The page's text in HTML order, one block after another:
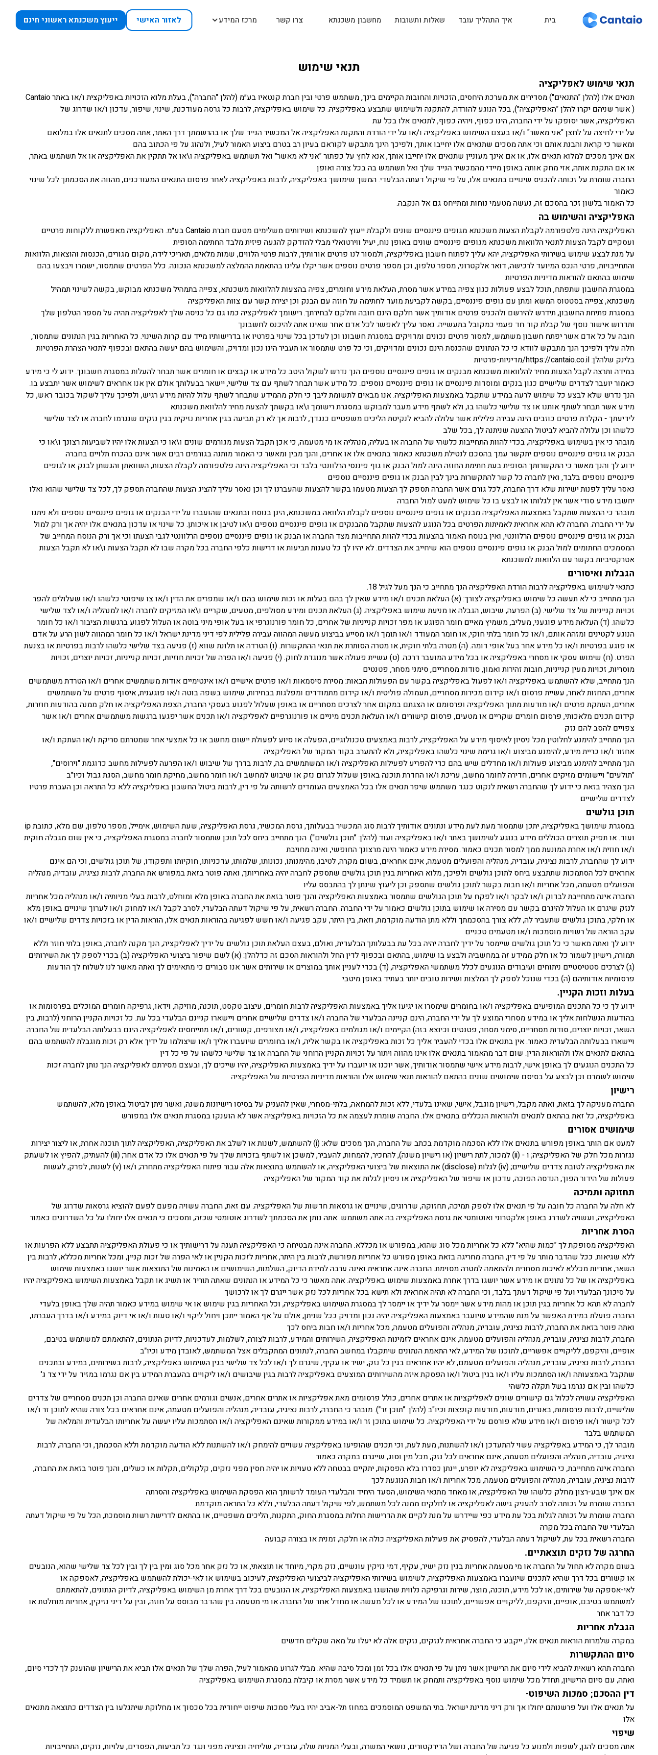
בית איך התהליך עובד שאלות ותשובות מחשבון משכנתא צרו קשר מרכז המידע לאזור האישי ייעוץ משכנתא ראשוני חינם
תנאי שימוש
תנאי שימוש לאפליקציה
תנאים אלו (להלן "התנאים") מסדירים את מערכת היחסים, הזכויות והחובות הקיימים בינך, משתמש פרטי ובין חברת קנטאיו בע״מ (להלן "החברה"), בעלת מלוא הזכויות באפליקצית ו/או באתר Cantaio
( אשר שניהם יקרו להלן "האפליקציה"), בכל הנוגע להורדה, להתקנה ולשימוש שתבצע באפליקציה. כל שימוש באפליקציה, לרבות כל גרסה מעודכנת, שינוי, שיפור, עדכון ו/או שדרוג של
האפליקציה, אשר יסופקו על ידי החברה, הינו כפוף, ויהיה כפוף, לתנאים אלו בכל עת
על ידי לחיצה על לחצן "אני מאשר" ו/או בעצם השימוש באפליקציה ו/או על ידי הורדת והתקנת האפליקציה אל המכשיר הנייד שלך או בהרשמתך דרך האתר, אתה מסכים לתנאים אלו במלואם
ומאשר כי קראת והבנת אותם וכי אתה מסכים שתנאים אלו יחייבו אותך, ולפיכך הינך מתבקש לקוראם בעיון רב בטרם ביצוע האמור לעיל, ולנהוג על פי הכתוב בהם
אם אינך מסכים למלוא תנאים אלו, או אם אינך מעוניין שתנאים אלו יחייבו אותך, אנא לחץ על כפתור "אני לא מאשר" ואל תשתמש באפליקציה ו\או אל תתקין את האפליקציה או אל תשתמש באתר,
או אם התקנת אותה, אזי מחק אותה באופן מיידי מהמכשיר הנייד שלך ואל תשתמש בה בכל צורה ואופן
החברה שומרת על זכותה להכניס שינויים בתנאים אלו, על פי שיקול דעתה הבלעדי. המשך שימושך באפליקציה, לרבות באפליקציה לאחר פרסום התנאים המעודכנים, מהווה את הסכמתך לכל שינוי
כאמור
כל האמור בלשון זכר בהסכם זה, נעשה מטעמי נוחות ומתייחס גם אל הנקבה.
האפליקציה והשימוש בה
האפליקציה הינה פלטפורמה לקבלת הצעות משכנתא מגופים פיננסיים שונים ולקבלת ייעוץ למשכנתא ושירותים משלימים מטעם חברת Cantaio בע״מ. האפליקציה מאפשרת ללקוחות פרטיים
ועסקיים לקבל הצעות לתנאי הלוואות משכנתא מגופים פיננסיים שונים באופן נוח, יעיל ווירטואלי מבלי להזדקק להגעה פיזית מלבד החתימה הסופית
על מנת לבצע שימוש בשירותי האפליקציה, יהא עליך לפתוח חשבון באפליקציה, ולמסור לנו פרטים אודותיך, לרבות פרטי הלווים, שמות מלאים, תאריכי לידה, מקום מגורים, הכנסות והוצאות, הלוואות
והתחייבויות, פרטי הנכס המיועד לרכישה, דואר אלקטרוני, מספר טלפון, וכן מספר פרטים נוספים אשר יקלו עלינו בהתאמת ההמלצה למשכנתא הנכונה. כלל הפרטים שתמסור, ישמרו ויבצעו בהם
שימוש בהתאם להוראות מדיניות הפרטיות
במסגרת החשבון שתפתח, תוכל לבצע פעולות כגון צפיה במידע אשר מסרת, העלאת מידע וחומרים, צפיה בהצעות להלוואות משכנתא, צפייה בתמהיל משכנתא מבוקש, בקשה לשינוי תמהיל
משכנתא, צפייה בסטטוס המשא ומתן עם גופים פיננסיים, בקשה לקביעת מועד לחתימה על חוזה עם הבנק וכן יצירת קשר עם צוות האפליקציה
במסגרת פתיחת החשבון, תידרש להירשם ולהכניס פרטים אודותיך אשר חלקם הינם חובה וחלקם לבחירתך. רישומך לאפליקציה כמו גם כל כניסה שלך לאפליקציה תהיה על מספר הטלפון שלך
ותדרוש אישור נוסף של קבלת קוד חד פעמי כמקובל בתעשייה. נאסר עליך לאפשר לכל אדם אחר שאינו אתה להיכנס לחשבונך
חובה על כל אדם אשר יפתח חשבון משתמש, למסור פרטים נכונים ומדויקים במסגרת חשבונו וכן לעדכן בכל שינוי בפרטיו או בדרישותיו מייד עם קרות השינוי. כל האחריות בגין הנתונים שתמסור,
חלה עליך ולפיכך הנך מתבקש לוודא כי כל הנתונים שהכנסת הינם נכונים ומדויקים, וכי כל פרט שתמסור או תעביר הינו נכון ומדויק, והשימוש בהם יעשה בהתאם ובכפוף לתנאי הצהרת הפרטיות
בלינק שלהלן: https://cantaio.co.il/מדיניות-פרטיות
במידה ותרצה לקבל הצעות מחיר להלוואות משכנתא מבנקים או גופים פיננסיים נוספים הנך נדרש לשקול היטב כל מידע או קבצים או חומרים אשר תבחר להעלות במסגרת חשבונך. ידוע לי כי מידע
כאמור יועבר לצדדים שלישיים כגון בנקים ומוסדות פיננסיים או גופים פיננסיים נוספים. כל מידע אשר תבחר לשתף עם צד שלישי, יישאר בבעלותך אולם אין אנו אחראים לשימוש אשר יתבצע בו.
הנך נדרש שלא לבצע כל שימוש לרעה במידע שתקבל באמצעות האפליקציה. אנו מבאים לתשומת ליבך כי חלק מהמידע שתבחר לשתף עלול להיות מידע רגיש, ולפיכך עליך לשקול בכובד ראש, כל
מידע אשר תבחר לשתף אותנו או צד שלישי כלשהו בו, ולא לשתף מידע מעבר למבוקש במסגרת רישומך ו\או בקשתך להצעת מחיר להלוואת משכנתא
לידיעתך - הקלדת פרטים כוזבים הינה עבירה פלילית אשר עלולה להביא לנקיטת הליכים משפטיים כנגדך, לרבות אך לא רק תביעה בגין אחריות נזיקית בגין נזקים שנגרמו לחברה או לצד שלישי
כלשהו וכן עלולה להביא לביטול ההצעה שניתנה לך, בכל שלב
מובהר כי אין בשימוש באפליקציה, בכדי להוות התחייבות כלשהי של החברה או בעליה, מנהליה או מי מטעמה, כי אכן תקבל הצעות מגורמים שונים ו\או כי הצעות אלו יהיו לשביעות רצונך ו\או כי
הבנק או גופים פיננסיים נוספים יתקשר עמך בהסכם לנטילת משכנתא כאמור בתנאים אלו או אחרים, והנך מבין ומאשר כי האמור מותנה בגורמים רבים אשר אינם בהכרח תלויים בחברה
ידוע לך והנך מאשר כי התקשרותך הסופית בעת חתימת החוזה הינה למול הבנק או גוף פיננסי הרלוונטי בלבד וכי האפליקציה הינה פלטפורמה לקבלת הצעות, השוואתן והגשתן לבנק או לגופים
פיננסיים נוספים בלבד, ואין לחברה כל קשר להתקשרות בינך לבין הבנק או גופים פיננסיים נוספים
נאסר עליך לפנות ישירות שלא דרך החברה, לכל גורם אשר החברה תספק לך הצעות מטעמו בקשר להצעות שהעברנו לך וכן נאסר עליך להציג הצעות שהחברה תספק לך, לכל צד שלישי שהוא ואלו
יחשבו מידע סודי אשר אין לגלותו או לבצע בו כל שימוש למעט למול החברה
מובהר כי ההצעות שתקבל באמצעות האפליקציה מבנקים או גופים פיננסיים נוספים לקבלת הלוואה במשכנתא, הינן בנוסח ובתנאים שהועברו על ידי הבנקים או גופים פיננסיים נוספים ולא ניתנו
על ידי החברה. החברה לא תהא אחראית לאמיתות הפרטים בכל הנוגע להצעות שתקבל מהבנקים או גופים פיננסיים נוספים ו\או לטיבן או איכותן. כל שינוי או עדכון בתנאים אלו יהיה אך ורק למול
הבנק או גופים פיננסיים נוספים הרלוונטי, ואין בנוסח האמור בהצעות בכדי להוות התחייבות מצד החברה או הבנק או גופים פיננסיים נוספים הרלוונטי לגבי הצעתו וכי אך ורק הנוסח המחייב של
המסמכים החתומים למול הבנק או גופים פיננסיים נוספים הוא שיחייב את הצדדים. לא יהיו לך כל טענות תביעות או דרישות כלפי החברה בכל מקרה שבו לא תקבל הצעות ו\או לא תקבל הצעות
אטרקטיביות בקשר עם הלוואות למשכנתא
הגבלות ואיסורים
כתנאי לשימוש באפליקציה לרבות הורדת האפליקציה הנך מתחייב כי הנך מעל לגיל 18.
הנך מתחייב כי לא תעשה כל שימוש באפליקציה לצורך: (א) העלאת תכנים ו/או מידע שאין לך בהם בעלות או זכות שימוש בהם ו/או שמפרים את הדין ו/או צו שיפוטי כלשהו ו/או שעלולים להפר
זכויות קנייניות של צד שלישי. (ב) הפרעה, שיבוש, הגבלה או מניעת שימוש באפליקציה. (ג) העלאת תכנים ומידע מסולפים, מטעים, שקריים ו\או המזיקים לחברה ו/או למנהליה ו/או לצד שלישי
כלשהו. (ד) העלאת מידע פוגעני, מעליב, משמיץ מאיים חומר הפוגע או מפר זכויות קנייניות של אחרים, כל חומר פורנוגרפי או בעל אופי מיני בוטה או העלול לפגוע ברגשות הציבור ו/או כל חומר
הנוגע לקטינים ומזהה אותם, ו/או כל חומר בלתי חוקי, או חומר המעודד ו/או תומך ו/או מסייע בביצוע מעשה המהווה עבירה פלילית לפי דיני מדינת ישראל ו/או כל חומר המהווה לשון הרע על אדם
או פוגע בפרטיות ו/או כל מידע אחר בעל אופי דומה. (ה) מטרה בלתי חוקית, או מטרה הסותרת את תנאי ההתקשרות. (ו) הטרדה או תלונת שווא (ז) פגיעה בצד שלישי כלשהו לרבות בפרטיות או בצנעת
הפרט. (ח) שימוש עסקי או מסחרי באפליקציה או בכל מידע המועבר דרכה. (ט) עשיית פעולה אשר מנוגדת לחוק. (י) פגיעה ו/או הפרה של זכויות חוזיות, זכויות קנייניות, זכויות יוצרים, זכויות
מוסריות, זכויות מעין קנייניות, חובות זהירות ואמון, סודות מסחריים, סימני מסחר, פטנטים
הנך מתחייב, שלא להשתמש באפליקציה ו/או לפעול באפליקציה בקשר עם הפעולות הבאות: מסירת סיסמאות ו/או פרטים אישיים ו/או אינטימיים אודות משתמשים אחרים ו/או הטרדת משתמשים
אחרים, התחזות לאחר, עשיית פרסום ו/או קידום מכירות מסחריים, תעמולה פוליטית ו/או קידום מתמודדים ומפלגות בבחירות, שימוש בשפה בוטה ו/או פוגענית, איסוף פרטים על משתמשים
אחרים, העתקת פרטים ו/או מודעות מתוך האפליקציה ופרסומם או הצגתם במקום אחר לצרכים מסחריים או באופן שעלול לפגוע בעסקי החברה, הצפת האפליקציה או חלק ממנה בהודעות חוזרות,
קידום תכנים מלאכותי, פרסום חומרים שקריים או מטעים, פרסום קישורים ו/או העלאת תכנים מיניים או פורנוגרפיים לאפליקציה ו/או תכנים אשר יפגעו ברגשות משתמשים אחרים ו/או אשר
צפויים להסב להם נזק
הנך מתחייב להימנע לחלוטין מכל ניסיון לאיסוף מידע על האפליקציה, לרבות באמצעים טכנולוגיים, הפעלה או סיוע לפעולת יישום מחשב או כל אמצעי אחר שמטרתם סריקת ו/או העתקת ו/או
אחזור ו/או כריית מידע, להימנע מביצוע ו/או גרימת שינוי כלשהו באפליקציה, ולא להתערב בקוד המקור של האפליקציה
הנך מתחייב להימנע מביצוע פעולות ו/או מחדלים שיש בהם כדי להפריע לפעילות האפליקציה ו/או המשתמשים בה, לרבות בדרך של שיבוש ו/או הפרעה לפעילות מחשב כדוגמת "וירוסים",
"תולעים" ויישומים מזיקים אחרים, חדירה לחומר מחשב, עריכת ו/או החדרת תוכנה באופן שעלול לגרום נזק או שיבוש למחשב ו/או חומר מחשב, מחיקת חומר מחשב, הסגת גבול וכיו"ב
הנך מצהיר בזאת כי ידוע לך שהחברה רשאית לנקוט כנגד משתמש שיפר תנאים אלו בכל האמצעים העומדים לרשותה על פי דין, לרבות ביטול החשבון באפליקציה ללא כל התראה וכן העברת פרטיו
לצדדים שלישיים
תוכן גולשים
במסגרת שימושך באפליקציה, יתכן שתמסור מעת לעת מידע ונתונים אודותיך לרבות סוג המכשיר בבעלותך, גרסת המכשיר, גרסת האפליקציה, שעת השימוש, אימייל, מספר טלפון, שם מלא, כתובת ip
ועוד. או תפיק תוצרים הכוללים מידע בנוגע לשימושך באתר ו/או באפליקציה ועוד (להלן: "תוכן גולשים"). הנך מתחייב ביחס לכל תוכן שתמסור לחברה במסגרת האפליקציה, כי אין שום מגבלה חוקית
ו/או חוזית ו/או אחרת המונעת ממך למסור תכנים כאמור. מסירת מידע כאמור הינה מרצונך החופשי, ואינה מחויבת
ידוע לך שהחברה, לרבות נציגיה, עובדיה, מנהליה והפועלים מטעמה, אינם אחראים, בשום מקרה, לטיבו, מהימנותו, נכונותו, שלמותו, עדכניותו, חוקיותו ותפקודו, של תוכן גולשים, וכי הם אינם
אחראים לכל הסתמכות שתתבצע ביחס לתוכן גולשים ולפיכך, מלוא האחריות בגין תוכן גולשים שתספק לחברה יהיה באחריותך, ואתה פוטר בזאת במפורש את החברה, לרבות נציגיה, עובדיה, מנהליה
והפועלים מטעמה, מכל אחריות ו/או חבות בקשר לתוכן גולשים שתספק וכן ליעוץ שינתן לך בהתבסס עליו
החברה אינה מתחייבת לבדוק ו/או לבקר ו/או לפקח על תוכן הגולשים שתמסור באמצעות האפליקציה והנך פוטר בזאת את החברה באופן מלא ומוחלט, לרבות בעלי מניותיה ו/או מנהליה מכל אחריות
לנזק שיגרם או העלול להיגרם בקשר עם מסירה או שימוש בתוכן גולשים כאמור על ידי החברה. החברה רשאית, על פי שיקול דעתה הבלעדי, לסרב לקבל ו/או למחוק ו/או לערוך שינויים באופן מלא
או חלקי, בתוכן גולשים שתעביר לה, ללא צורך בהסכמתך וללא מתן הודעה מוקדמת, וזאת, בין היתר, עקב פגיעה ו/או חשש לפגיעה בהוראות תנאים אלו, הוראות הדין או בזכויות צדדים שלישיים ו/או
עקב הוראה של רשויות מוסמכות ו/או מטעמים טכניים
ידוע לך ואתה מאשר כי כל תוכן גולשים שיימסר על ידיך לחברה יהיה בכל עת בבעלותך הבלעדית, ואולם, בעצם העלאת תוכן גולשים על ידיך לאפליקציה, הנך מקנה לחברה, באופן בלתי חוזר וללא
תמורה, רישיון לשמור כל או חלק ממידע זה במחשביה ולבצע בו שימוש, בהתאם ובכפוף לדין החל ולהוראות הסכם זה כדלהלן: (א) לשם שיפור ביצועי האפליקציה (ב) בכדי לספק לך את השירותים
(ג) לצרכים סטטיסטיים ניתוחים ועיבודים הנוגעים לכלל משתמשי האפליקציה, (ד) בכדי לעניין אותך במוצרים או שירותים אשר אנו סבורים כי מתאימים לך ואתה מאשר לנו לשלוח לך הודעות
פרסומיות אודותיהם (ה) בכדי שנוכל לספק לך המלצות ושירות טובים יותר בעתיד באופן מיטבי
בעלות וזכות הקניין.
ידוע לך כי כל התכנים המופיעים באפליקציה ו/או בחומרים שימסרו או יגיעו אליך באמצעות האפליקציה לרבות חומרים, עיצוב טקסט, תוכנה, מוזיקה, וידאו, גרפיקה חומרים המוכלים בפרסומות או
בהודעות הנשלחות אליך או במידע מסחרי המוצע לך על ידי החברה, הינם קניינה הבלעדי של החברה ו/או צדדים שלישיים אחרים ויישארו קניינם הבלעדי בכל עת. כל זכויות הקניין הרוחני (לרבות, בין
השאר, זכויות יוצרים, סודות מסחריים, סימני מסחר, פטנטים וכיוצא בזה) הקיימים ו/או מגולמים באפליקציה, ו/או מצורפים, קשורים, ו/או מתייחסים לאפליקציה הינם בבעלותה הבלעדית של החברה
ויישארו בבעלותה הבלעדית כאמור. אין בתנאים אלו בכדי להעביר אליך כל זכות באפליקציה או בקשר אליה, ו/או בחומרים שיועברו אליך ו/או שיצולמו על ידיך אלא רק זכות מוגבלת להשתמש בהם
בהתאם לתנאים אלו ולהוראות הדין. שום דבר מהאמור בתנאים אלו אינו מהווה ויתור על זכויות הקניין הרוחני של החברה או צד שלישי כלשהו על פי כל דין
כל התכנים הנוגעים לך באופן אישי, לרבות מידע אישי שתמסור אודותיך, אשר יוכנו או יועברו על ידיך באמצעות האפליקציה, יהיו שייכים לך, ובעצם מסירתם לאפליקציה הנך נותן לחברה זכות
שימוש לשמרם וכן לבצע על בסיסם שימושים שונים בהתאם להוראות תנאי שימוש אלו והוראות מדיניות הפרטיות של האפליקציה
רישיון
החברה מעניקה לך בזאת, ואתה מקבל, רישיון מוגבל, אישי, שאינו בלעדי, ללא זכות להמחאה, בלתי-מסחרי, שאין להעניק על בסיסו רישיונות משנה, ואשר ניתן לביטול באופן מלא, להשתמש
באפליקציה, כל זאת בהתאם לתנאים ולהוראות הנכללים בתנאים אלו. החברה שומרת לעצמה את כל הזכויות באפליקציה אשר לא הוענקו במסגרת תנאים אלו במפורש
שימושים אסורים
למעט אם הותר באופן מפורש בתנאים אלו ללא הסכמה מוקדמת בכתב של החברה, הנך מסכים שלא: (i) להשתמש, לשנות או לשלב את האפליקציה, האפליקציה לתוך תוכנה אחרת, או ליצור יצירות
נגזרות מכל חלק של האפליקציה; ו - (ii) למכור, לתת רישיון (או רישיון משנה), להחכיר, להמחות, להעביר, למשכן או לשתף בזכויות שלך על פי תנאים אלו כל אדם אחר; (iii) להעתיק, להפיץ או לשעתק
את האפליקציה לטובת צדדים שלישיים; (iv) לגלות (disclose) את התוצאות של ביצועי האפליקציה, או להשתמש בתוצאות אלה עבור פיתוח האפליקציה מתחרה; ו/או (v) לשנות, לפרק, לעשות
פעולות של הידור הפוך, הנדסה הפוכה, עדכון או שיפור של האפליקציה או ניסיון לגלות את קוד המקור של האפליקציה
תחזוקה ותמיכה
לא חלה על החברה כל חובה על פי תנאים אלו לספק תמיכה, תחזוקה, שדרוגים, שינויים או גרסאות חדשות של האפליקציה. עם זאת, החברה עשויה מפעם לפעם להוציא גרסאות שדרוג של
האפליקציה, ועשויה לשדרג באופן אלקטרוני ואוטומטי את גרסת האפליקציה בה אתה משתמש. אתה נותן את הסכמתך לשדרוג אוטומטי שכזה, ומסכים כי תנאים אלו יחולו על כל השדרוגים כאמור
הסרת אחריות
האפליקציה מסופקת לך "כמות שהיא" ללא כל אחריות מכל סוג שהוא, במפורש או מכללא. החברה אינה מבטיחה כי האפליקציה תענה על דרישותיך או כי פעולת האפליקציה תתבצע ללא הפרעות או
ללא שגיאות. ככל שהדבר מותר על פי דין, החברה מחריגה בזאת באופן מפורש כל אחריות מפורשת, לרבות בין היתר, אחריות לזכות הקניין או לאי הפרה של זכות קניין, ומכל אחריות מכללא, לרבות בין
השאר, אחריות מכללא לאיכות מסחרית ולהתאמה למטרה מסוימת. החברה אינה אחראית ואינה ערבה למידת הדיוק, השלמות, השימושים או האמינות של התוצאות אשר יושגו באמצעות שימוש
באפליקציה או של כל נתונים או מידע אשר יושגו בדרך אחרת באמצעות שימוש באפליקציה. אתה מאשר כי כל המידע או הנתונים שאתה תוריד או תשיג או תקבל באמצעות השימוש באפליקציה יהיו
על סיכונך הבלעדי ועל פי שיקול דעתך בלבד, וכי החברה לא תהיה אחראית ולא תישא בכל אחריות לכל נזק אשר ייגרם לך או לרכושך
לחברה לא תהא כל אחריות בגין תוכן או מהות מידע אשר יימסר על ידיך או יימסר לך במסגרת השימוש באפליקציה, וכל האחריות בגין שימוש או אי שימוש במידע כאמור תהיה שלך באופן בלעדי
החברה פועלת במידת האפשר על מנת שהמידע שיועבר באמצעות האפליקציה יהיה נכון ומדויק ככל שניתן, אולם על אף האמור ייתכן ויחול ליקוי ו/או טעות ו/או אי דיוק במידע ו/או בדרך העברתו,
ואתה פוטר בזאת את החברה, לרבות נציגיה, עובדיה, מנהליה והפועלים מטעמה, מכל אחריות ו/או חבות ביחס לכך
החברה, לרבות נציגיה, עובדיה, מנהליה והפועלים מטעמה, אינם אחראים לזמינות האפליקציה, השירותים והמידע, לרבות לצורה, לשלמות, לעדכניות, לדיוק הנתונים, להתאמתם למשתמש בטיבם,
אופיים, והיקפם, לליקויים אפשריים, לתוכנו של המידע, לאי התאמת הנתונים שיתקבלו במחשב החברה, לנתונים המתקבלים אצל המשתמש, לאובדן מידע וכיו"ב
החברה, לרבות נציגיה, עובדיה, מנהליה והפועלים מטעמם, לא יהיו אחראים בגין כל נזק, ישיר או עקיף, שיגרם לך ו/או לכל צד שלישי בגין השימוש באפליקציה, לרבות בשירותים, במידע ובתכנים
שתקבל באמצעותה ו/או הסתמכות עליו ו/או בגין ביטול ו/או הפסקת איזה מהשירותים המוצעים באפליקציה לרבות בגין שיבושים ו/או ליקויים בהעברת המידע בין אם נגרמו במזיד על ידי צד ג'
כלשהו ובין אם נגרמו בשל תקלה כלשהי
האפליקציה עשויה לכלול גם קישורים שונים לאפליקציות או אתרים אחרים, כולל פרסומים מאת אפליקציות או אתרים אחרים, אנשים וגורמים אחרים שאינם החברה וכן תכנים מסחריים של צדדים
שלישיים, לרבות פרסומות, באנרים, מודעות, מודעות קופצות וכיו"ב (להלן: "תוכן זר"). מובהר כי החברה, לרבות נציגיה, עובדיה, מנהליה והפועלים מטעמה, אינם אחראים בכל צורה שהיא לתוכן זר ו/או
לכל קישור ו/או פרסום ו/או מידע שלא פורסם על ידי האפליקציה. כל שימוש בתוכן זר ו/או במידע ממקורות שאינם האפליקציה ו/או הסתמכות עליו יעשה על אחריותו הבלעדית והמלאה של
המשתמש בלבד
מובהר לך, כי המידע באפליקציה עשוי להתעדכן ו/או להשתנות, מעת לעת, וכי תכנים שהופיעו באפליקציה עשויים להימחק ו/או להשתנות ללא הודעה מוקדמת וללא הסכמתך, וכי החברה, לרבות
נציגיה, עובדיה, מנהליה והפועלים מטעמה, אינם אחראים לכל נזק, מכל מין וסוג, שייגרם במקרה כאמור
החברה אינה מתחייבת, כי השימוש באפליקציה לא יופרע, יינתן כסדרו בלא הפסקות, יתקיים בבטחה ללא טעויות או יהיה חסין מפני נזקים, קלקולים, תקלות או כשלים, והנך פוטר בזאת את החברה,
לרבות נציגיה, עובדיה, מנהליה והפועלים מטעמה, מכל אחריות ו/או חבות הנוגעת לכך
אם אינך שבע-רצון מחלק כלשהו של האפליקציה, או מאחד מתנאי השימוש, הסעד היחיד והבלעדי העומד לרשותך הוא הפסקת השימוש באפליקציה והסרתה
החברה שומרת על זכותה לסרב להעניק גישה לאפליקציה או לחלקים ממנה לכל משתמש, לפי שיקול דעתה הבלעדי, וללא כל התראה מוקדמת
החברה שומרת על זכותה לגלות בכל עת מידע כפי שיידרש על מנת לקיים את הדרישות החלות במסגרת החוק, התקנות, הליכים משפטיים, או בהתאם לדרישת רשות מוסמכת, הכל על פי שיקול דעתה
הבלעדי של החברה בכל מקרה
החברה רשאית בכל עת, לשיקול דעתה הבלעדי, להפסיק את פעילות האפליקציה כולה או חלקה, זמנית או בצורה קבועה
החרגה של נזקים תוצאתיים.
בשום מקרה לא תחול על החברה או מי מטעמה אחריות בגין נזק ישיר, עקיף, דמי נזיקין עונשיים, נזק מקרי, מיוחד או תוצאתי, או כל נזק אחר מכל סוג ומין בין לך ובין לכל צד שלישי שהוא, הנובעים
או קשורים בכל דרך שהיא לתכנים שיועברו באמצעות האפליקציה, לשימוש בשירותי האפליקציה לביצועי האפליקציה, לעיכוב בשימוש או לאי-יכולת להשתמש באפליקציה, לאספקה או
לאי-אספקה של שירותים, או לכל מידע, תוכנה, מוצר, שירות וגרפיקה נלווית שהושגו באמצעות האפליקציה, או הנובעים בכל דרך אחרת מן השימוש באפליקציה, לדיוק הנתונים, להתאמתם
למשתמש בטיבם, אופיים, והיקפם, לליקויים אפשריים, לתוכנו של המידע או לכל מעשה או מחדל אחר של החברה או מי מטעמה בין שהדבר מבוסס על חוזה, ובין על דיני נזיקין, אחריות מוחלטת או
כל דבר אחר
הגבלת אחריות
במקרה שלמרות הוראות תנאים אלו, ייקבע כי החברה אחראית לנזקים, נזקים אלה לא יעלו על מאה שקלים חדשים
סיום ההתקשרות
החברה תהא רשאית להביא לידי סיום את הרישיון אשר ניתן על פי תנאים אלו בכל זמן ומכל סיבה שהיא. מבלי לגרוע מהאמור לעיל, הפרה שלך של תנאים אלו תביא את הרישיון שהוענק לך לכדי סיום,
ואתה, עם סיום הרישיון, תחדל מכל שימוש נוסף באפליקציה ותמחק או תשמיד כל מידע אשר מסרת או קיבלת במסגרת השימוש באפליקציה
דין ההסכם; סמכות השיפוט-
על תנאים אלו ועל פרשנותם יחולו אך ורק דיני מדינת ישראל. בתי המשפט המוסמכים במחוז תל-אביב יהיו בעלי סמכות שיפוט ייחודית בכל סכסוך או מחלוקת שיתגלעו בין הצדדים כתוצאה מתנאים
אלו
שיפוי
אתה מסכים להגן, לשפות ולמנוע כל פגיעה של החברה ושל הדירקטורים, נושאי המשרה, ובעלי המניות שלה, עובדיה, שליחיה ונציגיה מפני ונגד כל תביעות, הפסדים, עלויות, נזקים, התחייבויות